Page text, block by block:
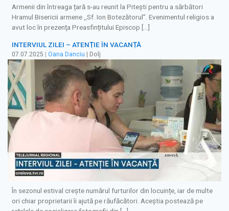
Armenii din întreaga țară s-au reunit la Pitești pentru a sărbători
Hramul Bisericii armene ,,Sf. Ion Botezătorul’’. Evenimentul religios a
avut loc în prezenţa Preasfințitului Episcop […]
INTERVIUL ZILEI – ATENȚIE ÎN VACANȚĂ
07.07.2025 Oana Danciu | Dolj
În sezonul estival crește numărul furturilor din locuințe, iar de multe
ori chiar proprietarii îi ajută pe răufăcători. Aceștia postează pe